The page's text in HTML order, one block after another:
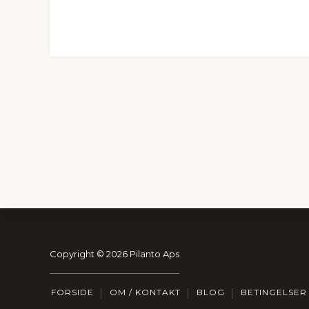
Footer
Copyright © 2026 Pilanto Aps
FORSIDE OM / KONTAKT BLOG BETINGELSER